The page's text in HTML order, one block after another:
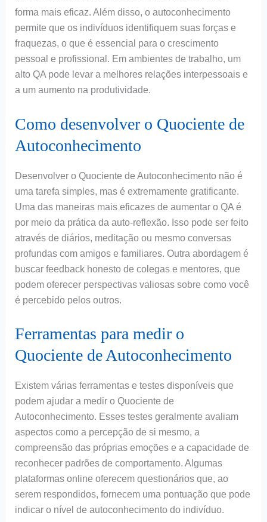
forma mais eficaz. Além disso, o autoconhecimento
permite que os indivíduos identifiquem suas forças e
fraquezas, o que é essencial para o crescimento
pessoal e profissional. Em ambientes de trabalho, um
alto QA pode levar a melhores relações interpessoais e
a um aumento na produtividade.
Como desenvolver o Quociente de
Autoconhecimento
Desenvolver o Quociente de Autoconhecimento não é
uma tarefa simples, mas é extremamente gratificante.
Uma das maneiras mais eficazes de aumentar o QA é
por meio da prática da auto-reflexão. Isso pode ser feito
através de diários, meditação ou mesmo conversas
profundas com amigos e familiares. Outra abordagem é
buscar feedback honesto de colegas e mentores, que
podem oferecer perspectivas valiosas sobre como você
é percebido pelos outros.
Ferramentas para medir o
Quociente de Autoconhecimento
Existem várias ferramentas e testes disponíveis que
podem ajudar a medir o Quociente de
Autoconhecimento. Esses testes geralmente avaliam
aspectos como a percepção de si mesmo, a
compreensão das próprias emoções e a capacidade de
reconhecer padrões de comportamento. Algumas
plataformas online oferecem questionários que, ao
serem respondidos, fornecem uma pontuação que pode
indicar o nível de autoconhecimento do indivíduo.